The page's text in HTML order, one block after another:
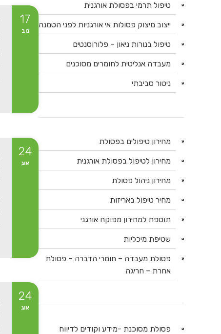
17
נוב
24
אוג
24
אוג
טיפול תרמי בפסולת אורגנית
ייצוב מיצוק פסולות אי אורגניות לפני הטמנה
טיפול בנורות ניאון – פלורוסנטים
מעבדה אנליטית לחומרים מסוכנים
ניטור סביבתי
מחירון טיפולים בפסולת
מחירון לטיפול בפסולת אורגנית
מחירון ניהול פסולת
מחיר טיפול באריזות
תוספת למחירון מפוקח אורגני
שטיפת מיכליות
פסולת מעבדה – חומרי הדברה – פסולת
אחרת – חריגה
פסולת מסוכנת -מידע וקודים לדיווח